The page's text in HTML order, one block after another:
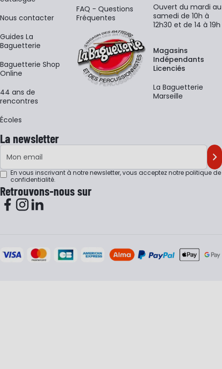
Nous contacter
Guides La
Baguetterie
Baguetterie Shop
Online
44 ans de
rencontres
Écoles
FAQ - Questions
Fréquentes
Ouvert du mardi au
samedi de 10h à
12h30 et de 14 à 19h
Magasins
Indépendants
Licenciés
La Baguetterie
Marseille
La newsletter
Adresse e-mail
En vous inscrivant à notre newsletter, vous acceptez notrepolitique de
confidentialité.
Retrouvons-nous sur